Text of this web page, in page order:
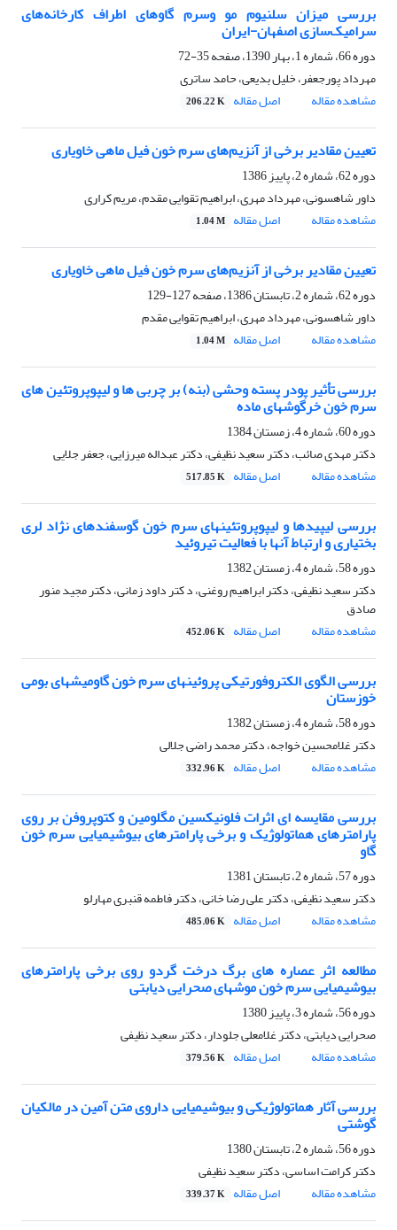
بررسی میزان سلنیوم مو وسرم گاو‌های اطراف کارخانه‌های
سرامیک‌سازی اصفهان‌-‌ایران
دوره 66، شماره 1، بهار 1390، صفحه
35-72
مهرداد پورجعفر، خلیل بدیعی، حامد ساتری
مشاهده مقاله
اصل مقاله 206.22 K
تعیین مقادیر برخی از آنزیم‌های سرم خون فیل ماهی خاویاری
دوره 62، شماره 2، پاییز 1386
داور شاهسونی، مهرداد مهری، ابراهیم تقوایی مقدم، مریم کراری
مشاهده مقاله
اصل مقاله 1.04 M
تعیین مقادیر برخی از آنزیم‌های سرم خون فیل ماهی خاویاری
دوره 62، شماره 2، تابستان 1386، صفحه
127-129
داور شاهسونی، مهرداد مهری، ابراهیم تقوایی مقدم
مشاهده مقاله
اصل مقاله 1.04 M
بررسی تأثیر پودر پسته وحشی (بنه) بر چربی ها و لیپوپروتئین های
سرم خون خرگوشهای ماده
دوره 60، شماره 4، زمستان 1384
دکتر مهدی صائب، دکتر سعید نظیفی، دکتر عبداله میرزایی، جعفر جلایی
مشاهده مقاله
اصل مقاله 517.85 K
بررسی لیپیدها و لیپوپروتئینهای سرم خون گوسفندهای نژاد لری
بختیاری و ارتباط آنها با فعالیت تیروئید
دوره 58، شماره 4، زمستان 1382
دکتر سعید نظیفی، دکتر ابراهیم روغنی، د کتر داود زمانی، دکتر مجید منور
صادق
مشاهده مقاله
اصل مقاله 452.06 K
بررسی الگوی الکتروفورتیکی پروئینهای سرم خون گاومیشهای بومی
خوزستان
دوره 58، شماره 4، زمستان 1382
دکتر غلامحسین خواجه، دکتر محمد راضی جلالی
مشاهده مقاله
اصل مقاله 332.96 K
بررسی مقایسه ای اثرات فلونیکسین مگلومین و کتوپروفن بر روی
پارامترهای هماتولوژیک و برخی پارامترهای بیوشیمیایی سرم خون
گاو
دوره 57، شماره 2، تابستان 1381
دکتر سعید نظیفی، دکتر علی رضا خانی، دکتر فاطمه قنبری مهارلو
مشاهده مقاله
اصل مقاله 485.06 K
مطالعه اثر عصاره های برگ درخت گردو روی برخی پارامترهای
بیوشیمیایی سرم خون موشهای صحرایی دیابتی
دوره 56، شماره 3، پاییز 1380
صحرایی دیابتی، دکتر غلامعلی جلودار، دکتر سعید نظیفی
مشاهده مقاله
اصل مقاله 379.56 K
بررسی آثار هماتولوژیکی و بیوشیمیایی داروی متن آمین در مالکیان
گوشتی
دوره 56، شماره 2، تابستان 1380
دکتر کرامت اساسی، دکتر سعید نظیفی
مشاهده مقاله
اصل مقاله 339.37 K